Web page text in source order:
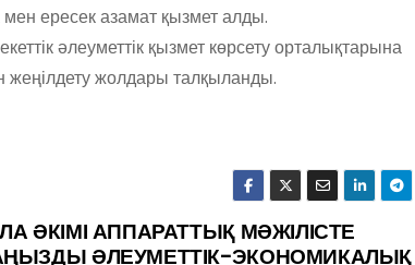
ересек азамат қызмет алды.
әлеуметтік қызмет көрсету орталықтарына
жолдары талқыланды.
ӘКІМІ АППАРАТТЫҚ МӘЖІЛІСТЕ
ӘЛЕУМЕТТІК-ЭКОНОМИКАЛЫҚ